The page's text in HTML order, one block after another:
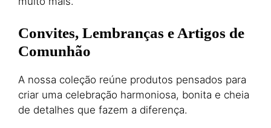
Convites, Lembranças e Artigos de
Comunhão
A nossa coleção reúne produtos pensados para
criar uma celebração harmoniosa, bonita e cheia
de detalhes que fazem a diferença.